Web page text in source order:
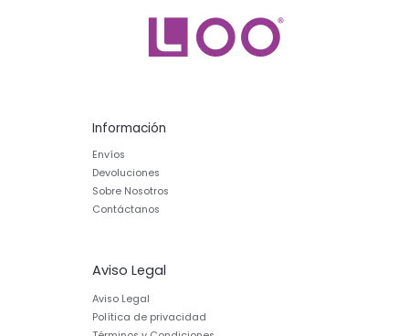
Información
Envíos
Devoluciones
Sobre Nosotros
Contáctanos
Aviso Legal
Aviso Legal
Política de privacidad